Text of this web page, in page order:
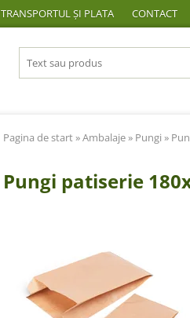
TRANSPORTUL ȘI PLATA CONTACT
Pagina de start»Ambalaje» Pungi »
Pungi patiserie